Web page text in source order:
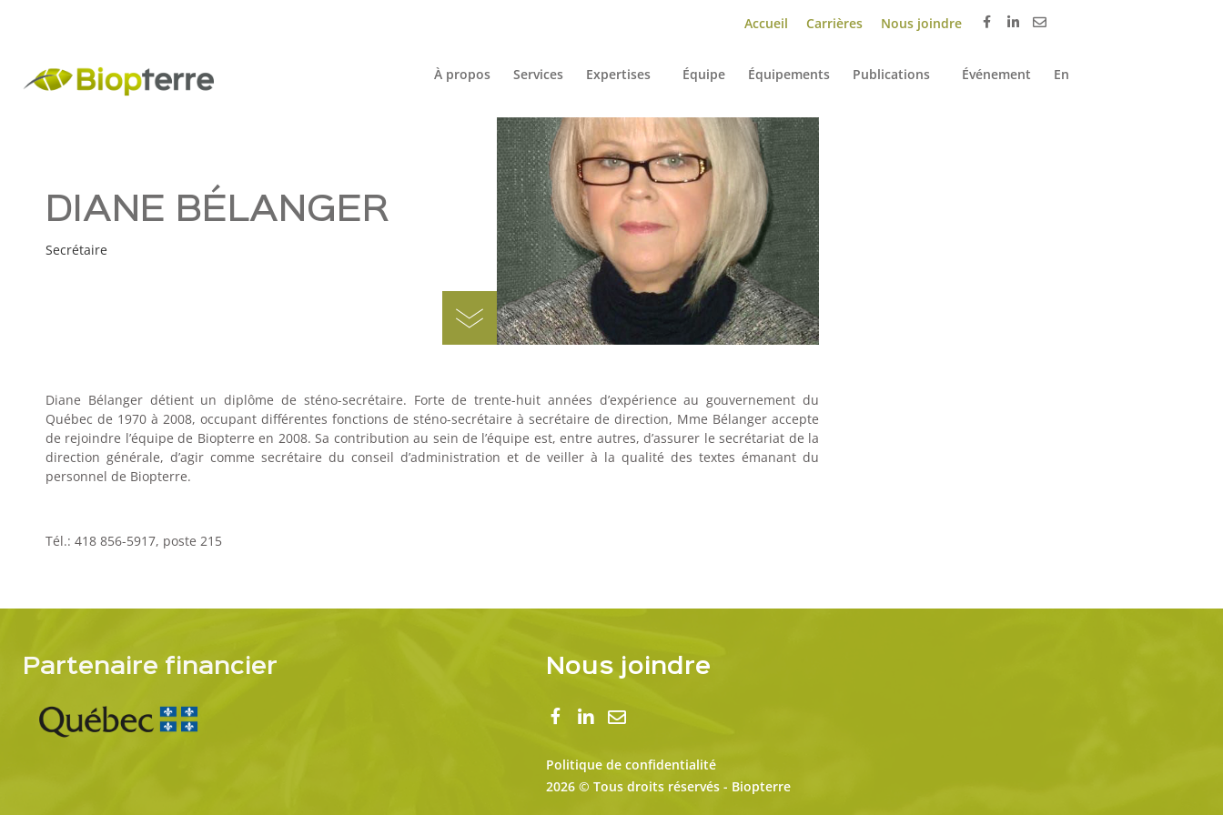
Accueil Carrières Nous joindre
À propos Services Expertises Équipe Équipements Publications Événement En
DIANE BÉLANGER
Secrétaire
Diane Bélanger détient un diplôme de sténo-secrétaire. Forte de trente-huit années d’expérience au gouvernement du
Québec de 1970 à 2008, occupant différentes fonctions de sténo-secrétaire à secrétaire de direction, Mme Bélanger accepte
de rejoindre l’équipe de Biopterre en 2008. Sa contribution au sein de l’équipe est, entre autres, d’assurer le secrétariat de la
direction générale, d’agir comme secrétaire du conseil d’administration et de veiller à la qualité des textes émanant du
personnel de Biopterre.
Tél.: 418 856-5917, poste 215
Partenaire financier Nous joindre
Politique de confidentialité
2026 © Tous droits réservés - Biopterre